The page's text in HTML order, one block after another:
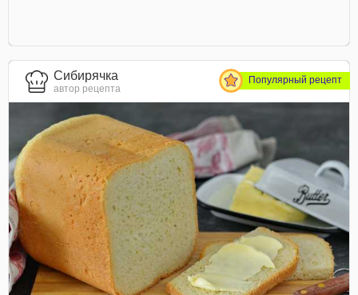
Сибирячка
автор рецепта
Популярный рецепт